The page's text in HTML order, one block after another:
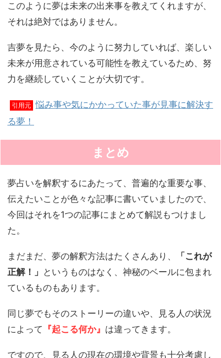
このように夢は未来の出来事を教えてくれますが、
それは絶対ではありません。
吉夢を見たら、今のように努力していれば、楽しい
未来が用意されている可能性を教えているため、努
力を継続していくことが大切です。
引用元 悩み事や気にかかっていた事が見事に解決す
る夢！
まとめ
夢占いを解釈するにあたって、普遍的な重要な事、
伝えたいことが色々な記事に書いていましたので、
今回はそれを1つの記事にまとめて解説もつけまし
た。
まだまだ、夢の解釈方法はたくさんあり、
「これが
正解！」
というものはなく、神秘のベールに包まれ
ているものもあります。
同じ夢でもそのストーリーの違いや、見る人の状況
によって 『起こる何か』 は違ってきます。
ですので、見る人の現在の環境や背景も十分考慮し